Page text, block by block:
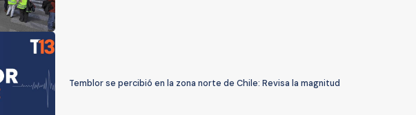
Temblor se percibió en la zona norte de Chile: Revisa la magnitud